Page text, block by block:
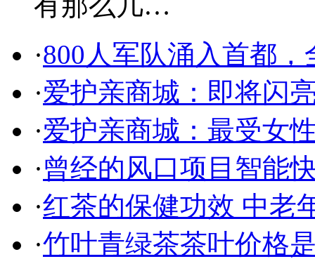
·800人军队涌入首都
·爱护亲商城：即将闪
·爱护亲商城：最受女
·曾经的风口项目智能
·红茶的保健功效 中老
·竹叶青绿茶茶叶价格